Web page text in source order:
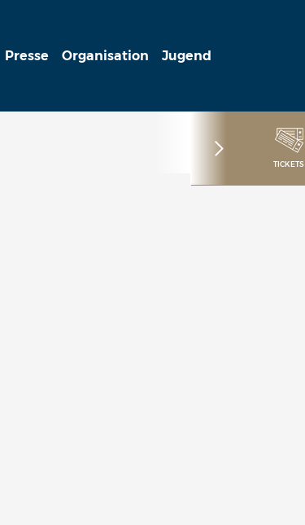
Presse Organisation Jugend
TICKETS